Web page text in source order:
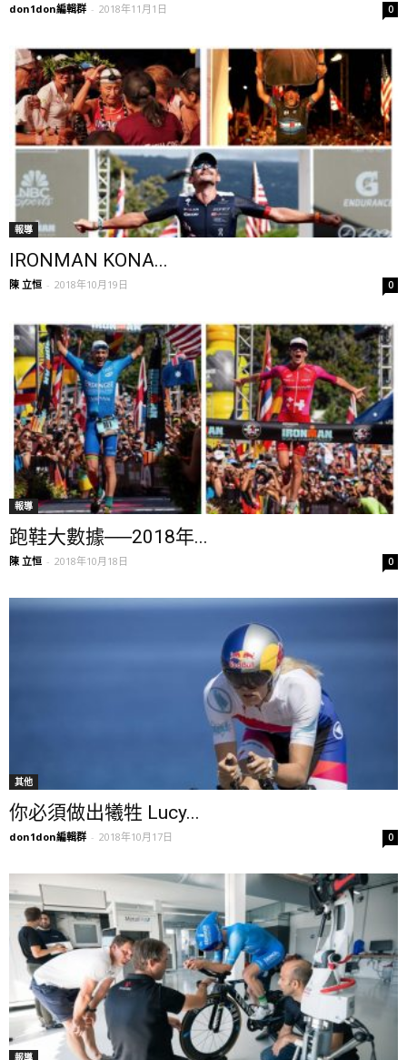
don1don編輯群 - 2018年11月1日 0
報導
IRONMAN KONA...
陳 立恒 - 2018年10月19日 0
報導
跑鞋大數據──2018年...
陳 立恒 - 2018年10月18日 0
其他
你必須做出犧牲 Lucy...
don1don編輯群 - 2018年10月17日 0